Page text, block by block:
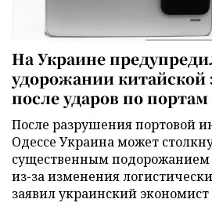
На Украине
удорожании китайской
после ударов по портам
После разрушения портовой
Одессе Украина может
существенным подорожанием
из-за изменения
заявил украинский